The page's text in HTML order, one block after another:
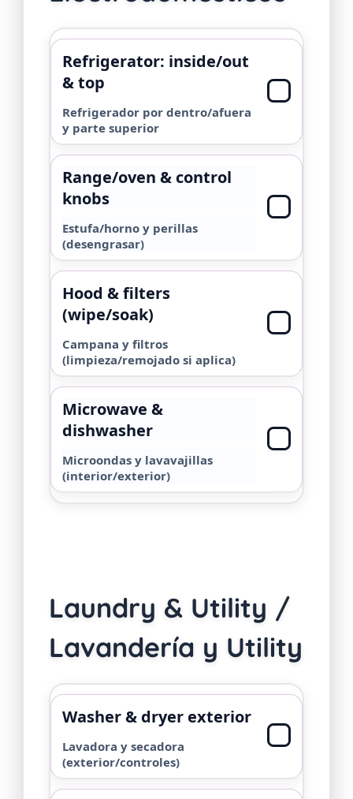
Refrigerator: inside/out
& top
Refrigerador por dentro/afuera
y parte superior
Range/oven & control
knobs
Estufa/horno y perillas
(desengrasar)
Hood & filters
(wipe/soak)
Campana y filtros
(limpieza/remojado si aplica)
Microwave &
dishwasher
Microondas y lavavajillas
(interior/exterior)
Laundry & Utility /
Lavandería y Utility
Washer & dryer exterior
Lavadora y secadora
(exterior/controles)